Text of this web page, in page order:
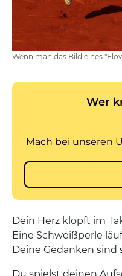
Wenn man das Bild eines
Dein Herz klopft im
Eine Schweißperle
Deine Gedanken